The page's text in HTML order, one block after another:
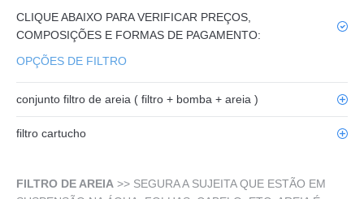
CLIQUE ABAIXO PARA VERIFICAR PREÇOS,
COMPOSIÇÕES E FORMAS DE PAGAMENTO:
OPÇÕES DE FILTRO
conjunto filtro de areia ( filtro + bomba + areia )
filtro cartucho
FILTRO DE AREIA >> SEGURA A SUJEITA QUE ESTÃO EM